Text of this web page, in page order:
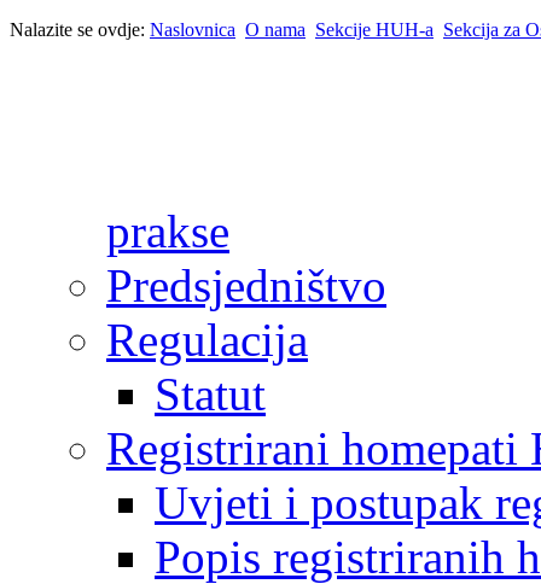
Nalazite se ovdje: Naslovnica O nama Sekcije HUH-a Sekcija za
prakse
Predsjedništvo
Regulacija
Statut
Registrirani homepati
Uvjeti i postupak
Popis registriranih